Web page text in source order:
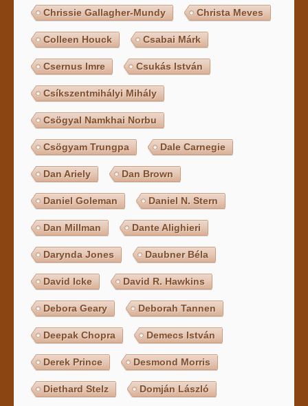
Chrissie Gallagher-Mundy Christa Meves
Colleen Houck Csabai Márk
Csernus Imre Csukás István
Csíkszentmihályi Mihály
Csögyal Namkhai Norbu
Csögyam Trungpa Dale Carnegie
Dan Ariely Dan Brown
Daniel Goleman Daniel N. Stern
Dan Millman Dante Alighieri
Darynda Jones Daubner Béla
David Icke David R. Hawkins
Debora Geary Deborah Tannen
Deepak Chopra Demecs István
Derek Prince Desmond Morris
Diethard Stelz Domján László